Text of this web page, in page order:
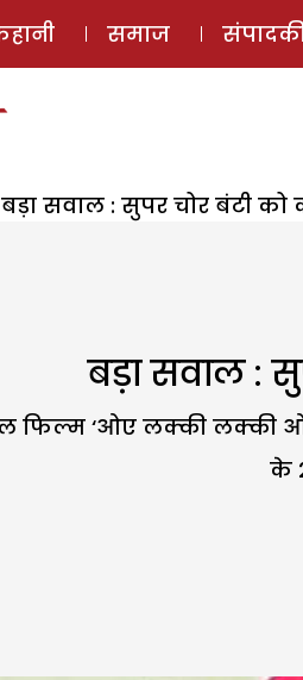
समाज
बड़ा सवाल : सुपर चोर बंटी को
बड़ा सवाल :
‘ओए लक्की लक्की ओए’
के